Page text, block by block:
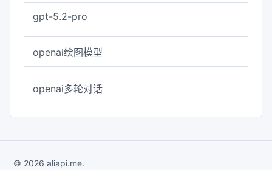
gpt-5.2-pro
openai绘图模型
openai多轮对话
© 2026 aliapi.me.